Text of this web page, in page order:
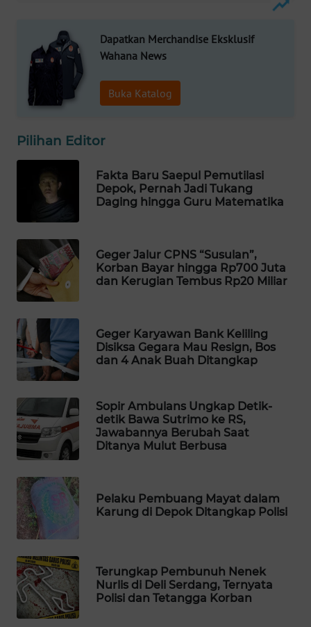
Dapatkan Merchandise Eksklusif
Wahana News
Buka Katalog
Pilihan Editor
Fakta Baru Saepul Pemutilasi
Depok, Pernah Jadi Tukang
Daging hingga Guru Matematika
Geger Jalur CPNS “Susulan”,
Korban Bayar hingga Rp700 Juta
dan Kerugian Tembus Rp20 Miliar
Geger Karyawan Bank Keliling
Disiksa Gegara Mau Resign, Bos
dan 4 Anak Buah Ditangkap
Sopir Ambulans Ungkap Detik-
detik Bawa Sutrimo ke RS,
Jawabannya Berubah Saat
Ditanya Mulut Berbusa
Pelaku Pembuang Mayat dalam
Karung di Depok Ditangkap Polisi
Terungkap Pembunuh Nenek
Nurlis di Deli Serdang, Ternyata
Polisi dan Tetangga Korban
LISTRIK
WAHANA
TRAVEL
TV
WAHANANEWS
ID
WAHANANEWS
CO ID
WAHANANEWS
NET
WAHANA
SPORT
WAHANA
UMKM
WAHANA
SELEB
WAHANA
PERSONA
WAHANA
WAHANA
HEALTH